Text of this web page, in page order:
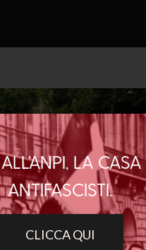
LA
ANTIFASCISTI.
CLICCA QUI